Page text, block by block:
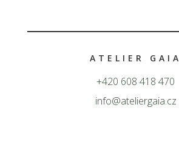
ATELIER GAIA
+420 608 418 470
info@ateliergaia.cz